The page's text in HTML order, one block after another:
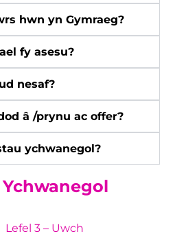
hwn yn Gymraeg?
fy asesu?
nesaf?
â /prynu ac offer?
ychwanegol?
Lefel 3 – Uwch